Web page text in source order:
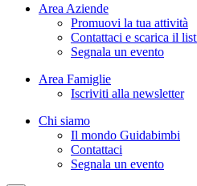
Area Aziende
Promuovi la tua attività
Contattaci e scarica il
Segnala un evento
Area Famiglie
Iscriviti alla newsletter
Chi siamo
Il mondo Guidabimbi
Contattaci
Segnala un evento